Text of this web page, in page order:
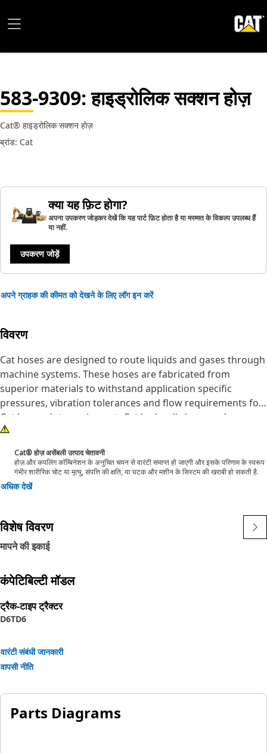
583-9309: हाइड्रोलिक सक्शन होज़
Cat® हाइड्रोलिक सक्शन होज़
ब्रांड: Cat
क्या यह फ़िट होगा?
अपना उपकरण जोड़कर देखें कि यह पार्ट फ़िट होता है या मरम्मत के विकल्प उपलब्ध हैं
या नहीं.
उपकरण जोड़ें
अपने ग्राहक की कीमत को देखने के लिए लॉग इन करें
विवरण
Cat hoses are designed to route liquids and gases through
machine systems. These hoses are fabricated from
superior materials to withstand application specific
pressures, vibration tolerances and flow requirements for
Cat heavy-duty equipment. Cat hydraulic hose and
couplings are subjected to the most rigorous testing
processes in the industry. Every Cat hose and coupling
combination is tested as a system to ensure a perfect fit
that yields maximum safety and dependability.
The construction of the hose is made from special high
combined with wire spiraled throughout the textile
reinforcement to prevent
collapse under vacuum. Oil, weather, and abrasion
Cat® होज़ असेंबली उत्पाद चेतावनी
होज़ और कपलिंग कॉम्बिनेशन के अनुचित चयन से वारंटी समाप्त हो जाएगी और इसके परिणाम के स्वरूप
गंभीर शारीरिक चोट या मृत्यु, संपत्ति की क्षति, या घटक और मशीन के सिस्टम की खराबी हो सकती है.
अधिक देखें
विशेष विवरण
मापने की इकाई
कंपेटिबिल्टी मॉडल
ट्रैक-टाइप ट्रैक्टर
D6TD6
वारंटी संबंधी जानकारी
वापसी नीति
Parts Diagrams